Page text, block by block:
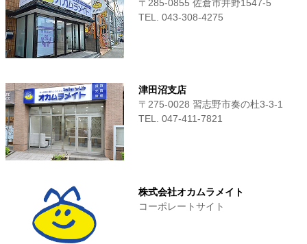
〒285-0855 佐倉市井野1547-5
TEL. 043-308-4275
津田沼支店
〒275-0028 習志野市奏の杜3-3-1
TEL. 047-411‐7821
株式会社オカムラメイト
コーポレートサイト